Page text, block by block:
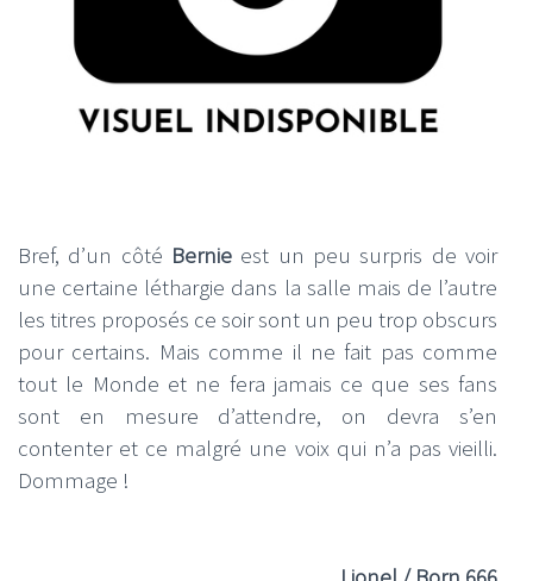
Bref, d’un côté Bernie est un peu surpris de voir
une certaine léthargie dans la salle mais de l’autre
les titres proposés ce soir sont un peu trop obscurs
pour certains. Mais comme il ne fait pas comme
tout le Monde et ne fera jamais ce que ses fans
sont en mesure d’attendre, on devra s’en
contenter et ce malgré une voix qui n’a pas vieilli.
Dommage !